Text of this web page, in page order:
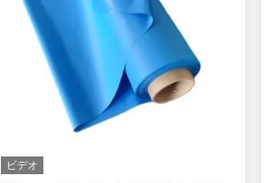
ビデオ